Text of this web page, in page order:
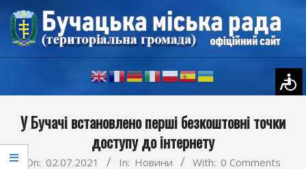
Skip
content
Navigation
У Бучачі встановлено перші безкоштовні точки
доступу до інтернету
On: 02.07.2021 In: Новини With: 0 Comments